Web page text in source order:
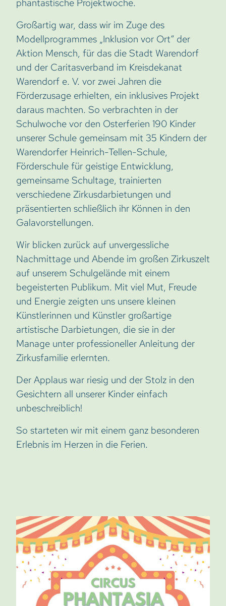
phantastische Projektwoche.
Großartig war, dass wir im Zuge des
Modellprogrammes „Inklusion vor Ort“ der
Aktion Mensch, für das die Stadt Warendorf
und der Caritasverband im Kreisdekanat
Warendorf e. V. vor zwei Jahren die
Förderzusage erhielten, ein inklusives Projekt
daraus machten. So verbrachten in der
Schulwoche vor den Osterferien 190 Kinder
unserer Schule gemeinsam mit 35 Kindern der
Warendorfer Heinrich-Tellen-Schule,
Förderschule für geistige Entwicklung,
gemeinsame Schultage, trainierten
verschiedene Zirkusdarbietungen und
präsentierten schließlich ihr Können in den
Galavorstellungen.
Wir blicken zurück auf unvergessliche
Nachmittage und Abende im großen Zirkuszelt
auf unserem Schulgelände mit einem
begeisterten Publikum. Mit viel Mut, Freude
und Energie zeigten uns unsere kleinen
Künstlerinnen und Künstler großartige
artistische Darbietungen, die sie in der
Manage unter professioneller Anleitung der
Zirkusfamilie erlernten.
Der Applaus war riesig und der Stolz in den
Gesichtern all unserer Kinder einfach
unbeschreiblich!
So starteten wir mit einem ganz besonderen
Erlebnis im Herzen in die Ferien.